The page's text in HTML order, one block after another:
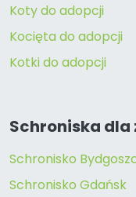
Koty do adopcji
Kocięta do adopcji
Kotki do adopcji
Schroniska dla
Schronisko
Schronisko Gdańsk